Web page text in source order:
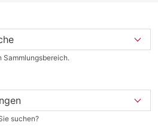
Sammlungsbereich.
suchen?